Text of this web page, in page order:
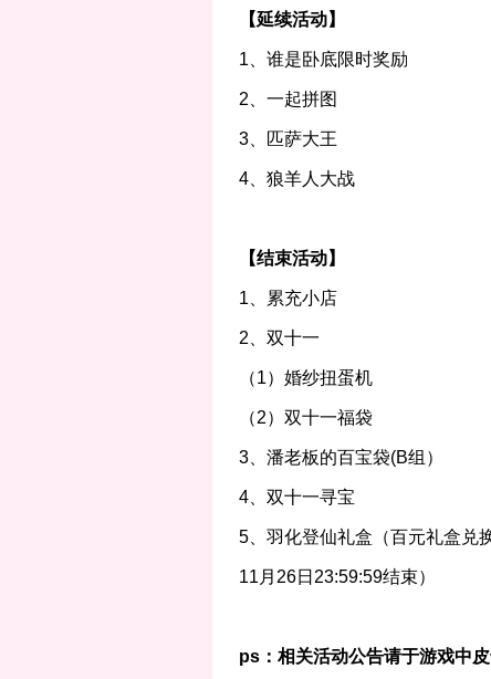
【延续活动】
1、谁是卧底限时奖励
2、一起拼图
3、匹萨大王
4、狼羊人大战
【结束活动】
1、累充小店
2、双十一
（1）婚纱扭蛋机
（2）双十一福袋
3、潘老板的百宝袋(B组）
4、双十一寻宝
5、羽化登仙礼盒（百元礼盒兑
11月26日23:59:59结束）
ps：相关活动公告请于游戏中